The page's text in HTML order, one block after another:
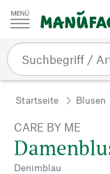
Zum Inhalt springen
Startseite Blusen
CARE BY ME
Denimblau